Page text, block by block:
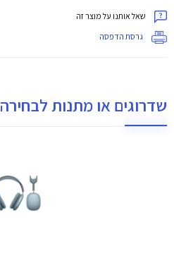
שאל אותנו על מוצר זה
גרסת הדפסה
שדרוגים או מתנות לבחירה